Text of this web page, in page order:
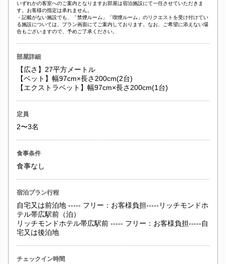
いずれかの客室へのご案内となりますお部屋は宿泊施設にて一任させていただきま
す。お客様の指定は承れません。
・記載がない施設でも、「禁煙ルーム」「喫煙ルーム」のリクエストを受け付けてい
る施設については、プラン画面にてご案内しております。なお、ご希望に添えない場
合もございますので、予めご了承ください。
部屋詳細
【広さ】27平方メートル
【ベット】幅97cm×長さ200cm(2台)
【エクストラベット】幅97cm×長さ200cm(1台)
定員
2〜3名
食事条件
食事なし
宿泊プラン行程
自宅又は前泊地 ----- フリー：お客様負担-----リッチモンドホ
テル帯広駅前（泊）
リッチモンドホテル帯広駅前 ----- フリー：お客様負担-----自
宅又は後泊地
チェックイン時間